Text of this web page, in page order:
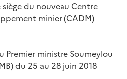
siège du nouveau Centre
minier (CADM)
Premier ministre Soumeylou
du 25 au 28 juin 2018